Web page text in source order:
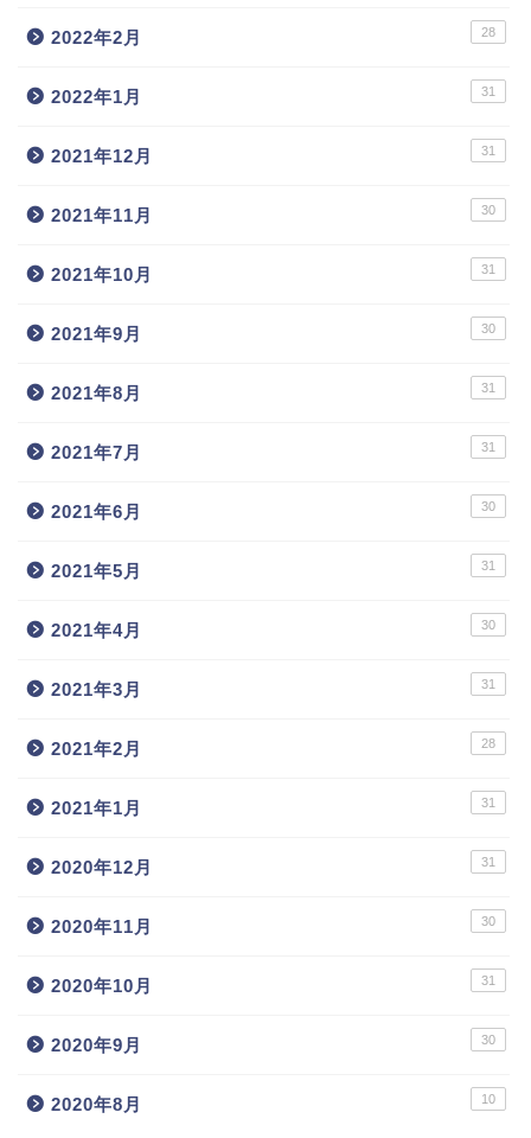
2022年2月 28
2022年1月 31
2021年12月 31
2021年11月 30
2021年10月 31
2021年9月 30
2021年8月 31
2021年7月 31
2021年6月 30
2021年5月 31
2021年4月 30
2021年3月 31
2021年2月 28
2021年1月 31
2020年12月 31
2020年11月 30
2020年10月 31
2020年9月 30
2020年8月 10